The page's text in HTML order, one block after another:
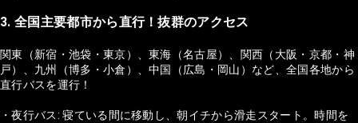
3. 全国主要都市から直行！抜群のアクセス
関東（新宿・池袋・東京）、東海（名古屋）、関西（大阪・京都・神
戸）、九州（博多・小倉）、中国（広島・岡山）など、全国各地から
直行バスを運行！
・夜行バス: 寝ている間に移動し、朝イチから滑走スタート。時間を